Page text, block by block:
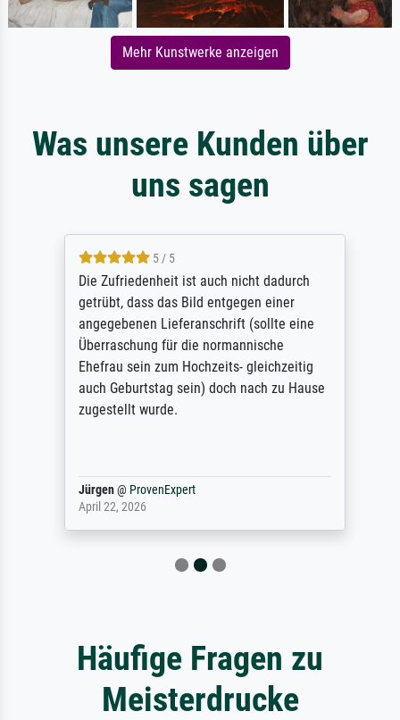
Mehr Kunstwerke anzeigen
Was unsere Kunden über
uns sagen
5 / 5
Die Zufriedenheit ist auch nicht dadurch
getrübt, dass das Bild entgegen einer
angegebenen Lieferanschrift (sollte eine
Überraschung für die normannische
Ehefrau sein zum Hochzeits- gleichzeitig
auch Geburtstag sein) doch nach zu Hause
zugestellt wurde.
Jürgen@ProvenExpert
April 22, 2026
Häufige Fragen zu
Meisterdrucke